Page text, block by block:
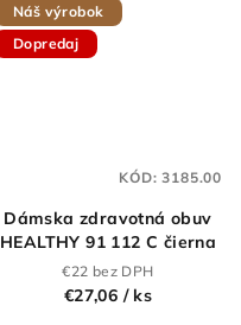
Náš výrobok
Dopredaj
Dámska zdravotná obuv
HEALTHY 91 112 C čierna
€22 bez DPH
€27,06 / ks
KÓD:3185.00